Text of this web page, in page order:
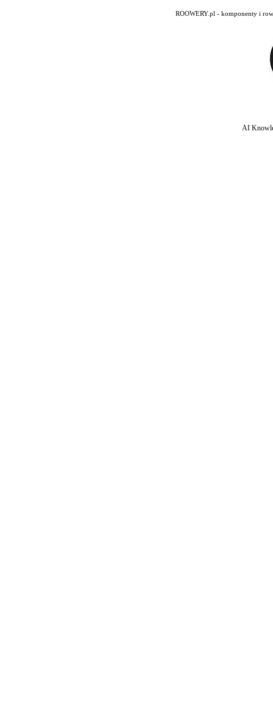
ROOWERY.pl - komponenty i
AI